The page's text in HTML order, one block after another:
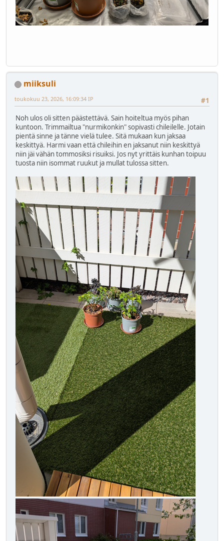
miiksuli
#1
toukokuu 23, 2026, 16:09:34 IP
Noh ulos oli sitten päästettävä. Sain hoiteltua myös pihan
kuntoon. Trimmailtua "nurmikonkin" sopivasti chileilelle. Jotain
pientä sinne ja tänne vielä tulee. Sitä mukaan kun jaksaa
keskittyä. Harmi vaan että chileihin en jaksanut niin keskittyä
niin jäi vähän tommosiksi risuiksi. Jos nyt yrittäis kunhan toipuu
tuosta niin isommat ruukut ja mullat tulossa sitten.